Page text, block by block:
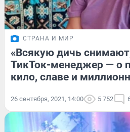
СТРАНА И МИР
«Всякую дичь
ТикТок-менеджер — о
кило, славе и
26 сентября, 2021, 14:00 5 752